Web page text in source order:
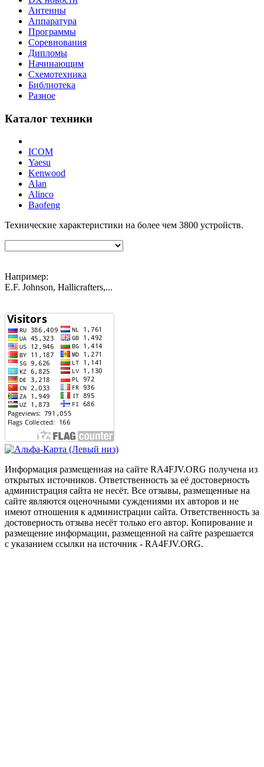
Антенны
Аппаратура
Программы
Соревнования
Дипломы
Начинающим
Схемотехника
Библиотека
Разное
Каталог техники
ICOM
Yaesu
Kenwood
Alan
Alinco
Baofeng
Технические характеристики на более чем 3800 устройств.
Например:
E.F. Johnson, Hallicrafters,...
Информация размещенная на сайте RA4FJV.ORG получена из
открытых источников. Ответственность за её достоверность
администрация сайта не несёт. Все отзывы, размещенные на
сайте являются оценочными суждениями их авторов и не
имеют отношения к администрации сайта. Ответственность за
достоверность отзыва несёт только его автор. Копирование и
размещение информации, размещенной на сайте разрешается
с указанием ссылки на источник - RA4FJV.ORG.